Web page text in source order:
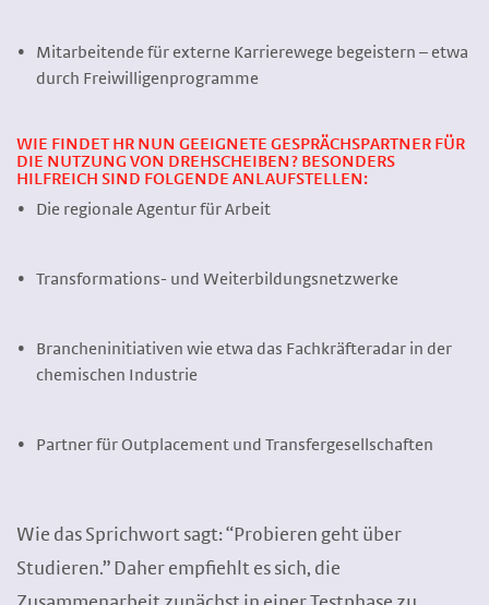
Mitarbeitende für externe Karrierewege begeistern – etwa
durch Freiwilligenprogramme
WIE FINDET HR NUN GEEIGNETE GESPRÄCHSPARTNER FÜR
DIE NUTZUNG VON DREHSCHEIBEN? BESONDERS
HILFREICH SIND FOLGENDE ANLAUFSTELLEN:
Die regionale Agentur für Arbeit
Transformations- und Weiterbildungsnetzwerke
Brancheninitiativen wie etwa das Fachkräfteradar in der
chemischen Industrie
Partner für Outplacement und Transfergesellschaften
Wie das Sprichwort sagt: “Probieren geht über
Studieren.” Daher empfiehlt es sich, die